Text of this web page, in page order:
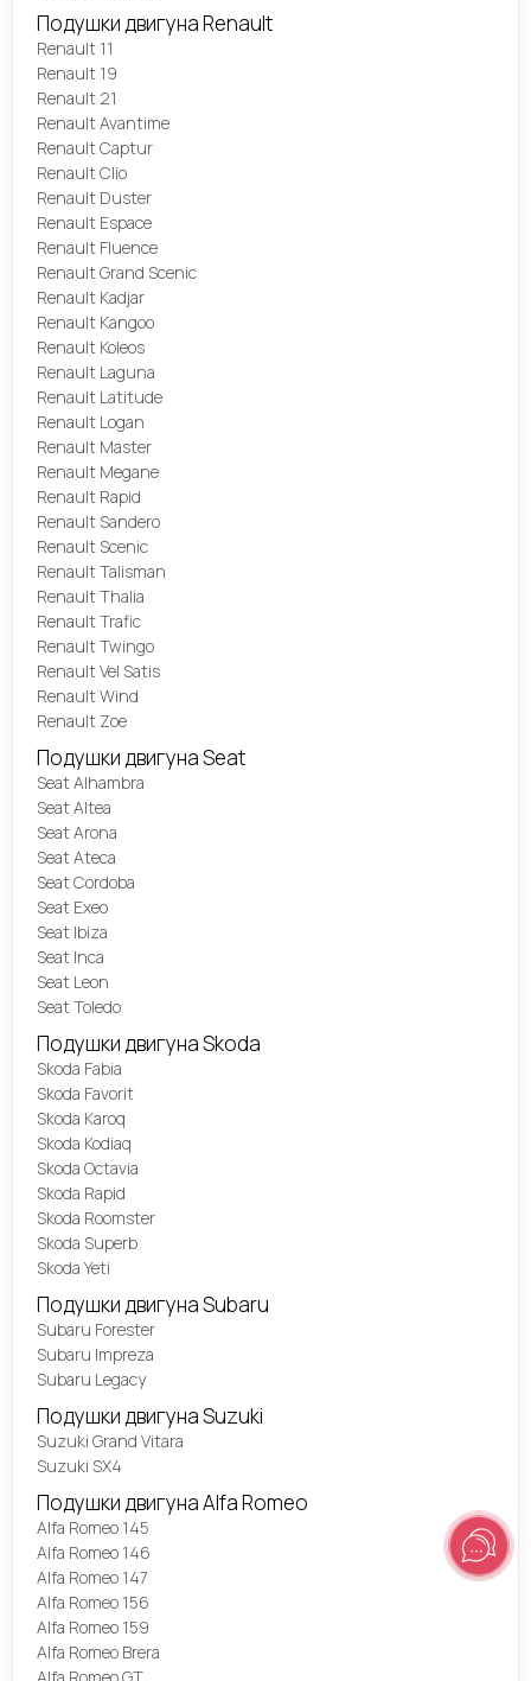
Подушки двигуна Renault
Renault 11
Renault 19
Renault 21
Renault Avantime
Renault Captur
Renault Clio
Renault Duster
Renault Espace
Renault Fluence
Renault Grand Scenic
Renault Kadjar
Renault Kangoo
Renault Koleos
Renault Laguna
Renault Latitude
Renault Logan
Renault Master
Renault Megane
Renault Rapid
Renault Sandero
Renault Scenic
Renault Talisman
Renault Thalia
Renault Trafic
Renault Twingo
Renault Vel Satis
Renault Wind
Renault Zoe
Подушки двигуна Seat
Seat Alhambra
Seat Altea
Seat Arona
Seat Ateca
Seat Cordoba
Seat Exeo
Seat Ibiza
Seat Inca
Seat Leon
Seat Toledo
Подушки двигуна Skoda
Skoda Fabia
Skoda Favorit
Skoda Karoq
Skoda Kodiaq
Skoda Octavia
Skoda Rapid
Skoda Roomster
Skoda Superb
Skoda Yeti
Подушки двигуна Subaru
Subaru Forester
Subaru Impreza
Subaru Legacy
Подушки двигуна Suzuki
Suzuki Grand Vitara
Suzuki SX4
Подушки двигуна Alfa Romeo
Alfa Romeo 145
Alfa Romeo 146
Alfa Romeo 147
Alfa Romeo 156
Alfa Romeo 159
Alfa Romeo Brera